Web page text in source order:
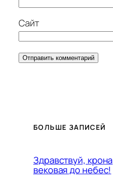
Сайт
БОЛЬШЕ ЗАПИСЕЙ
Здравствуй, крона
вековая до небес!